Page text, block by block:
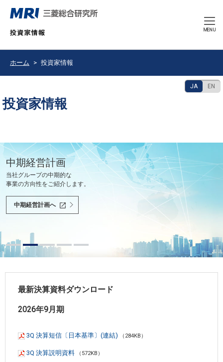
CLOSE
MENU
ホーム 投資家情報
投資家情報
JA EN
豊かで持続可能な未来の共創を使命として、
世界と共に、あるべき未来を問い続け、
社会課題を解決し、社会の変革を先駆けます。
中期経営計画
当社グループの中期的な
事業の方向性をご紹介します。
中期経営計画へ
決算発表
最新の決算情報をご確認ください。
決算情報へ
2026年9月期 中間報告書
2026年6月
中間報告書へ
会社紹介ムービー
会社紹介ムービーをご覧いただけます。
会社紹介ムービーへ
最新決算資料ダウンロード
2026年9月期
3Q 決算短信〔日本基準〕(連結) （284KB）
3Q 決算説明資料 （572KB）